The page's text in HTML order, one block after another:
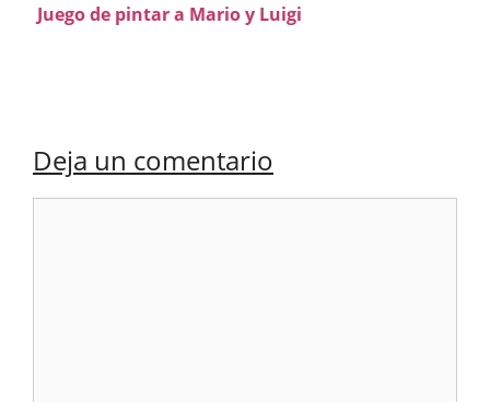
Juego de pintar a Mario y Luigi
Deja un comentario